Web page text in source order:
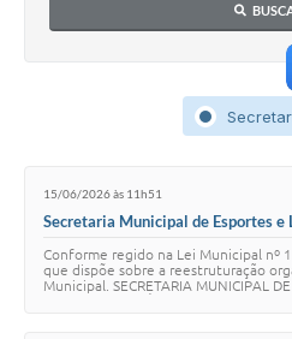
15/06/2026 às 11h51
Secretaria Municipal de Esportes e
Conforme regido na Lei Municipal nº
que dispõe sobre a reestruturação
Municipal. SECRETARIA MUNICIPAL DE